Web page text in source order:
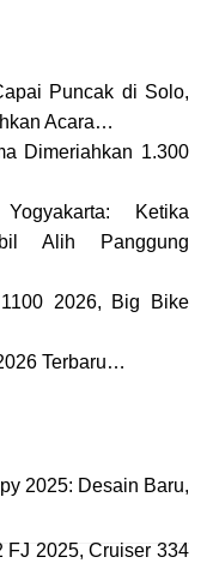
Puncak di Solo,
Acara…
Dimeriahkan 1.300
Ketika
Alih Panggung
2026, Big Bike
Terbaru…
2025: Desain Baru,
FJ 2025, Cruiser 334